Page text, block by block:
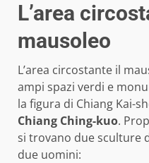
L’area
mausoleo
L’area circostante il
ampi spazi verdi e
la figura di Chiang Kai-
Chiang Ching-kuo.
si trovano due sculture
due uomini: